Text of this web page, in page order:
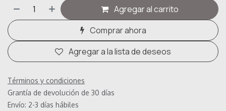
Agregar al carrito
Comprar ahora
Agregar a la lista de deseos
Términos y condiciones
Grantía de devolución de 30 días
Envío: 2-3 días hábiles